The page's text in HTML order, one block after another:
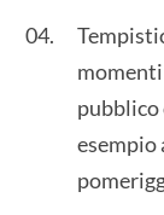
pubblico
esempio